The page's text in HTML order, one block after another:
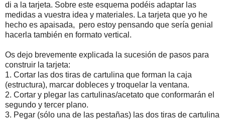
di a la tarjeta. Sobre este esquema podéis adaptar las
medidas a vuestra idea y materiales. La tarjeta que yo he
hecho es apaisada, pero estoy pensando que sería genial
hacerla también en formato vertical.
Os dejo brevemente explicada la sucesión de pasos para
construir la tarjeta:
1. Cortar las dos tiras de cartulina que forman la caja
(estructura), marcar dobleces y troquelar la ventana.
2. Cortar y plegar las cartulinas/acetato que conformarán el
segundo y tercer plano.
3. Pegar (sólo una de las pestañas) las dos tiras de cartulina